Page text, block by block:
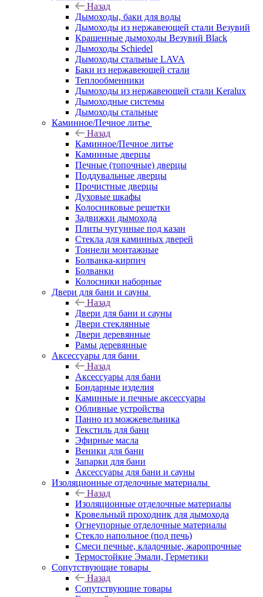
Назад
Дымоходы, баки для воды
Дымоходы из нержавеющей стали Везувий
Крашенные дымоходы Везувий Black
Дымоходы Schiedel
Дымоходы стальные LAVA
Баки из нержавеющей стали
Теплообменники
Дымоходы из нержавеющей стали Keralux
Дымоходные системы
Дымоходы стальные
Каминное/Печное литье
Назад
Каминное/Печное литье
Каминные дверцы
Печные (топочные) дверцы
Поддувальные дверцы
Прочистные дверцы
Духовые шкафы
Колосниковые решетки
Задвижки дымохода
Плиты чугунные под казан
Стекла для каминных дверей
Тоннели монтажные
Болванка-кирпич
Болванки
Колосники наборные
Двери для бани и сауны
Назад
Двери для бани и сауны
Двери стеклянные
Двери деревянные
Рамы деревянные
Аксессуары для бани
Назад
Аксессуары для бани
Бондарные изделия
Каминные и печные аксессуары
Обливные устройства
Панно из можжевельника
Текстиль для бани
Эфирные масла
Веники для бани
Запарки для бани
Аксессуары для бани и сауны
Изоляционные отделочные материалы
Назад
Изоляционные отделочные материалы
Кровельный проходник для дымохода
Огнеупорные отделочные материалы
Стекло напольное (под печь)
Смеси печные, кладочные, жаропрочные
Термостойкие Эмали, Герметики
Сопутствующие товары
Назад
Сопутствующие товары